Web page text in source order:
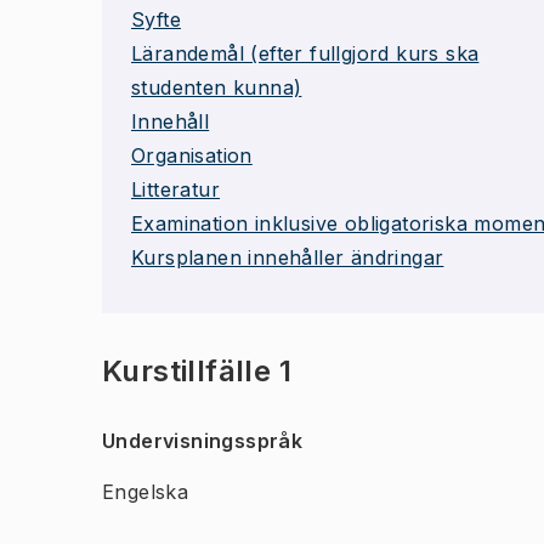
Syfte
Lärandemål (efter fullgjord kurs ska
studenten kunna)
Innehåll
Organisation
Litteratur
Examination inklusive obligatoriska
Kursplanen innehåller ändringar
Kurstillfälle 1
Undervisningsspråk
Engelska